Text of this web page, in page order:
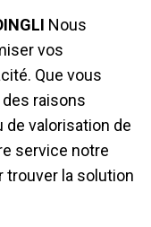
Nous
vos
Que vous
raisons
de valorisation de
service notre
trouver la solution